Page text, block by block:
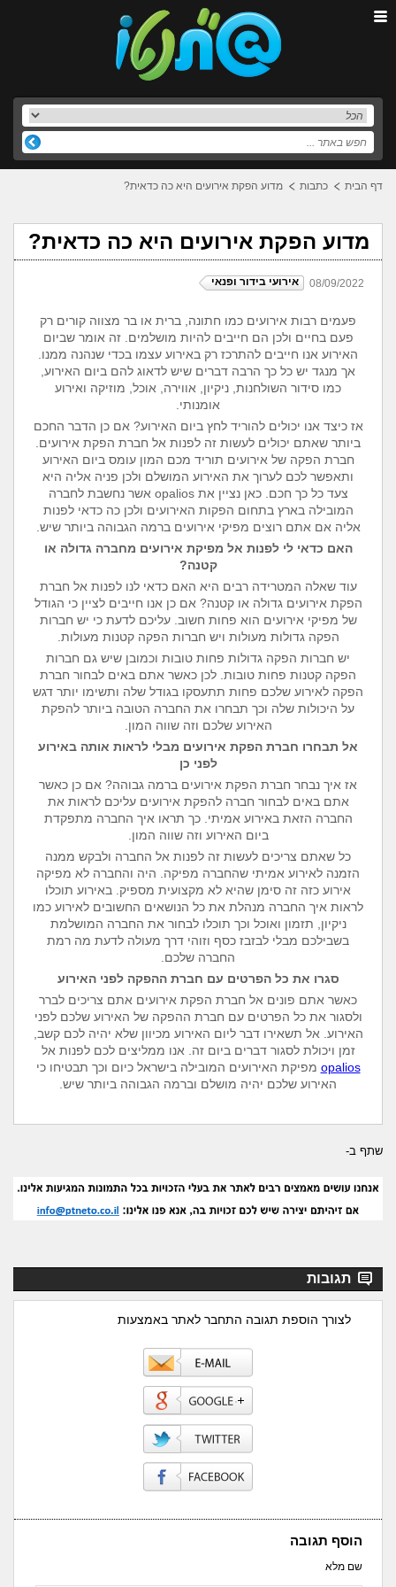
דף הבית כתבות מדוע הפקת אירועים היא כה כדאית?
מדוע הפקת אירועים היא כה כדאית?
08/09/2022 אירועי בידור ופנאי
פעמים רבות אירועים כמו חתונה, ברית או בר מצווה קורים רק
פעם בחיים ולכן הם חייבים להיות מושלמים. זה אומר שביום
האירוע אנו חייבים להתרכז רק באירוע עצמו בכדי שנהנה ממנו.
אך מנגד יש כל כך הרבה דברים שיש לדאוג להם ביום האירוע,
כמו סידור השולחנות, ניקיון, אווירה, אוכל, מוזיקה ואירוע
אומנותי.
אז כיצד אנו יכולים להוריד לחץ ביום האירוע? אם כן הדבר החכם
ביותר שאתם יכולים לעשות זה לפנות אל חברת הפקת אירועים.
חברת הפקה של אירועים תוריד מכם המון עומס ביום האירוע
ותאפשר לכם לערוך את האירוע המושלם ולכן פניה אליה היא
צעד כל כך חכם. כאן נציין אתopalios אשר נחשבת לחברה
המובילה בארץ בתחום הפקות האירועים ולכן כה כדאי לפנות
אליה אם אתם רוצים מפיקי אירועים ברמה הגבוהה ביותר שיש.
האם כדאי לי לפנות אל מפיקת אירועים מחברה גדולה או
קטנה?
עוד שאלה המטרידה רבים היא האם כדאי לנו לפנות אל חברת
הפקת אירועים גדולה או קטנה? אם כן אנו חייבים לציין כי הגודל
של מפיקי אירועים הוא פחות חשוב. עליכם לדעת כי יש חברות
הפקה גדולות מעולות ויש חברות הפקה קטנות מעולות.
יש חברות הפקה גדולות פחות טובות וכמובן שיש גם חברות
הפקה קטנות פחות טובות. לכן כאשר אתם באים לבחור חברת
הפקה לאירוע שלכם פחות תתעסקו בגודל שלה ותשימו יותר דגש
על היכולות שלה וכך תבחרו את החברה הטובה ביותר להפקת
האירוע שלכם וזה שווה המון.
אל תבחרו חברת הפקת אירועים מבלי לראות אותה באירוע
לפני כן
אז איך נבחר חברת הפקת אירועים ברמה גבוהה? אם כן כאשר
אתם באים לבחור חברה להפקת אירועים עליכם לראות את
החברה הזאת באירוע אמיתי. כך תראו איך החברה מתפקדת
ביום האירוע וזה שווה המון.
כל שאתם צריכים לעשות זה לפנות אל החברה ולבקש ממנה
הזמנה לאירוע אמיתי שהחברה מפיקה. היה והחברה לא מפיקה
אירוע כזה זה סימן שהיא לא מקצועית מספיק. באירוע תוכלו
לראות איך החברה מנהלת את כל הנושאים החשובים לאירוע כמו
ניקיון, תזמון ואוכל וכך תוכלו לבחור את החברה המושלמת
בשבילכם מבלי לבזבז כסף וזוהי דרך מעולה לדעת מה רמת
החברה שלכם.
סגרו את כל הפרטים עם חברת ההפקה לפני האירוע
כאשר אתם פונים אל חברת הפקת אירועים אתם צריכים לברר
ולסגור את כל הפרטים עם חברת ההפקה של האירוע שלכם לפני
האירוע. אל תשאירו דבר ליום האירוע מכיוון שלא יהיה לכם קשב,
זמן ויכולת לסגור דברים ביום זה. אנו ממליצים לכם לפנות אל
opalios מפיקת האירועים המובילה בישראל כיום וכך תבטיחו כי
האירוע שלכם יהיה מושלם וברמה הגבוהה ביותר שיש.
שתף ב-
תגובות
לצורך הוספת תגובה התחבר לאתר באמצעות
הוסף תגובה
שם מלא